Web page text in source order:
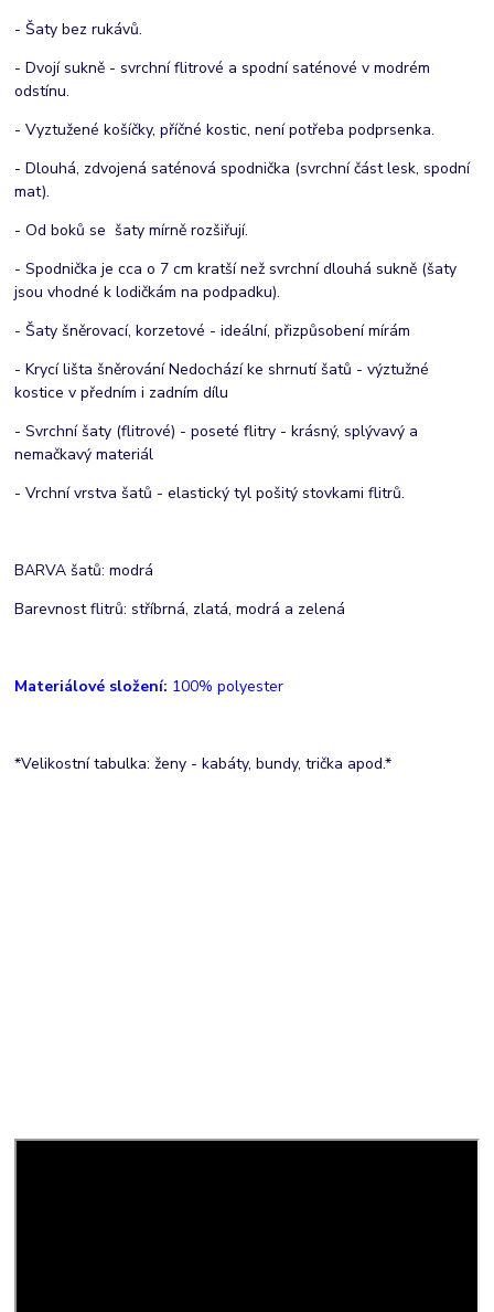
- Šaty bez rukávů.
- Dvojí sukně - svrchní flitrové a spodní saténové v modrém
odstínu.
- Vyztužené košíčky, příčné kostic, není potřeba podprsenka.
- Dlouhá, zdvojená saténová spodnička (svrchní část lesk, spodní
mat).
- Od boků se šaty mírně rozšiřují.
- Spodnička je cca o 7 cm kratší než svrchní dlouhá sukně (šaty
jsou vhodné k lodičkám na podpadku).
- Šaty šněrovací, korzetové - ideální, přizpůsobení mírám
- Krycí lišta šněrování Nedochází ke shrnutí šatů - výztužné
kostice v předním i zadním dílu
- Svrchní šaty (flitrové) - poseté flitry - krásný, splývavý a
nemačkavý materiál
- Vrchní vrstva šatů - elastický tyl pošitý stovkami flitrů.
BARVA šatů: modrá
Barevnost flitrů: stříbrná, zlatá, modrá a zelená
Materiálové složení: 100% polyester
*Velikostní tabulka: ženy - kabáty, bundy, trička apod.*